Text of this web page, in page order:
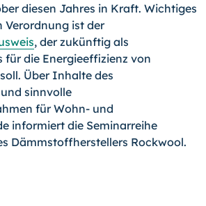
diesen Jahres in Kraft. Wichtiges
Verordnung ist der
, der zukünftig als
die Energieeffizienz von
Über Inhalte des
sinnvolle
für Wohn- und
informiert die Seminarreihe
Dämmstoffherstellers Rockwool.